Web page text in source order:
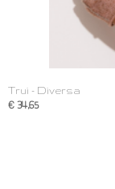
Trui - Diversa
€ 34,65